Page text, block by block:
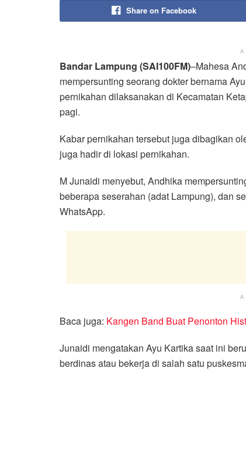
Share on Facebook
Bandar Lampung (SAI100FM)–Mahesa
mempersunting seorang dokter bernama
pernikahan dilaksanakan di Kecamatan
pagi.
Kabar pernikahan tersebut juga dibagikan
juga hadir di lokasi pernikahan.
M Junaidi menyebut, Andhika
beberapa seserahan (adat Lampung), dan
WhatsApp.
Baca juga: Kangen Band Buat Penonton
Junaidi mengatakan Ayu Kartika saat ini
berdinas atau bekerja di salah satu